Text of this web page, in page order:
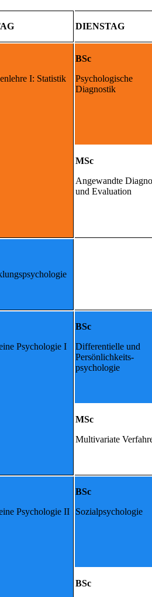
DIENSTAG
I: Statistik
BSc
Psychologische
Diagnostik
MSc
Angewandte
und Evaluation
Psychologie I
BSc
Differentielle und
Persönlichkeits-
psychologie
MSc
Multivariate
Psychologie II
BSc
Sozialpsychologie
BSc